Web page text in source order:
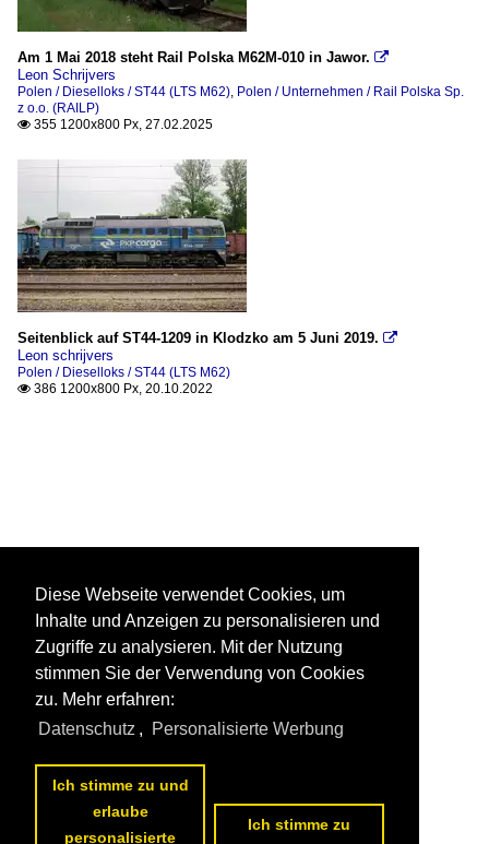
Am 1 Mai 2018 steht Rail Polska M62M-010 in Jawor. 
Leon Schrijvers
Polen / Dieselloks / ST44 (LTS M62), Polen / Unternehmen / Rail Polska Sp.
z o.o. (RAILP)
 355 1200x800 Px, 27.02.2025
Seitenblick auf ST44-1209 in Klodzko am 5 Juni 2019. 
Leon schrijvers
Polen / Dieselloks / ST44 (LTS M62)
 386 1200x800 Px, 20.10.2022
Diese Webseite verwendet Cookies, um
Inhalte und Anzeigen zu personalisieren und
Zugriffe zu analysieren. Mit der Nutzung
stimmen Sie der Verwendung von Cookies
zu. Mehr erfahren:
Datenschutz , Personalisierte Werbung
Ich stimme zu und
erlaube
personalisierte
Ich stimme zu